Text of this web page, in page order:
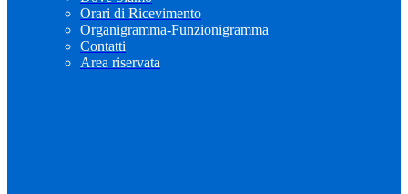
Orari di Ricevimento
Organigramma-Funzionigramma
Contatti
Area riservata